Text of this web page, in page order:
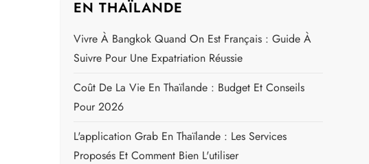
EN THAÏLANDE
Vivre À Bangkok Quand On Est Français : Guide À
Suivre Pour Une Expatriation Réussie
Coût De La Vie En Thaïlande : Budget Et Conseils
Pour 2026
L'application Grab En Thaïlande : Les Services
Proposés Et Comment Bien L'utiliser